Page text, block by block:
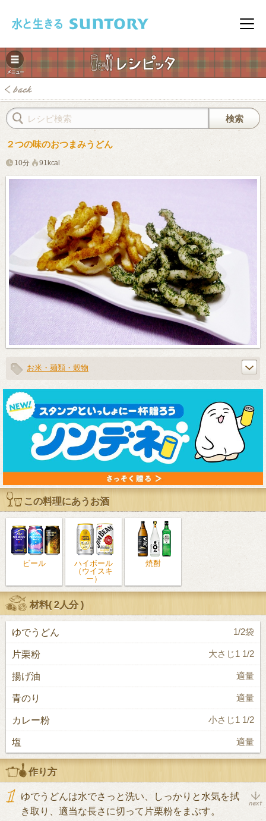
メニ
レシピ
２つの味のおつまみうどん
10分 91kcal
お米・麺類・穀物
この料理にあうお酒
ビール
ハイボール
（ウイスキ
ー）
焼酎
材料(2人分)
ゆでうどん 1/2袋
片栗粉 大さじ1 1/2
揚げ油 適量
青のり 適量
カレー粉 小さじ1 1/2
塩 適量
作り方
ゆでうどんは水でさっと洗い、しっかりと水気を拭
き取り、適当な長さに切って片栗粉をまぶす。